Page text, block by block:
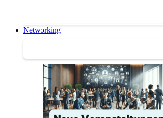
Networking